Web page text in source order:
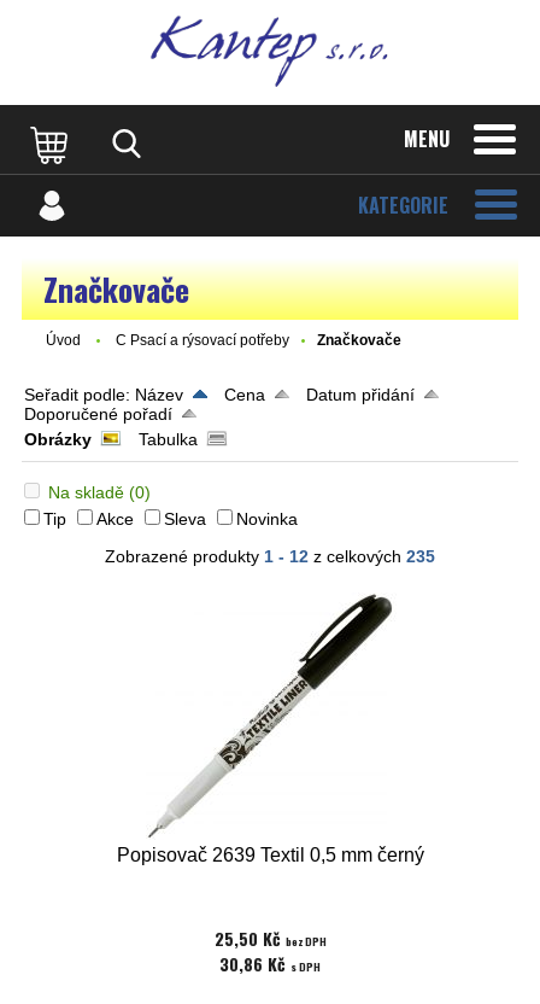
MENU
KATEGORIE
Značkovače
Úvod C Psací a rýsovací potřeby Značkovače
Seřadit podle: Název Cena
Datum přidání
Doporučené pořadí
Obrázky
Tabulka
Na skladě (0)
Tip
Akce Sleva
Novinka
Zobrazené produkty 1 - 12 z celkových 235
Popisovač 2639 Textil 0,5 mm černý
25,50 Kč bez DPH
30,86 Kč s DPH